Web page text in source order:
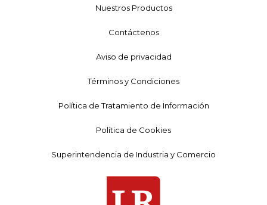
Nuestros Productos
Contáctenos
Aviso de privacidad
Términos y Condiciones
Política de Tratamiento de Información
Política de Cookies
Superintendencia de Industria y Comercio